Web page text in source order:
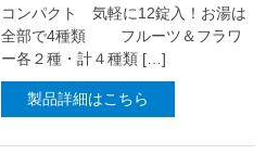
コンパクト 気軽に12錠入！お湯は
全部で4種類 フルーツ＆フラワ
ー各２種・計４種類 […]
製品詳細はこちら